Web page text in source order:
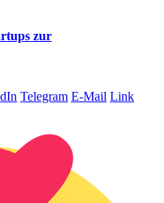
zur
Telegram E-Mail Link